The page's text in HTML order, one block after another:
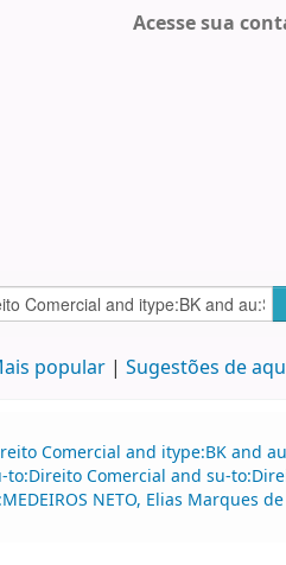
Acesse sua
popular Sugestões de
Comercial and itype:BK and
Comercial and su-
NETO, Elias Marques